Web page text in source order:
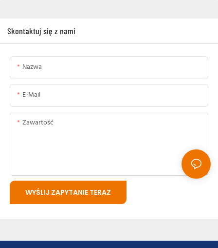
Skontaktuj się z nami
Nazwa
E-Mail
Zawartość
WYŚLIJ ZAPYTANIE TERAZ